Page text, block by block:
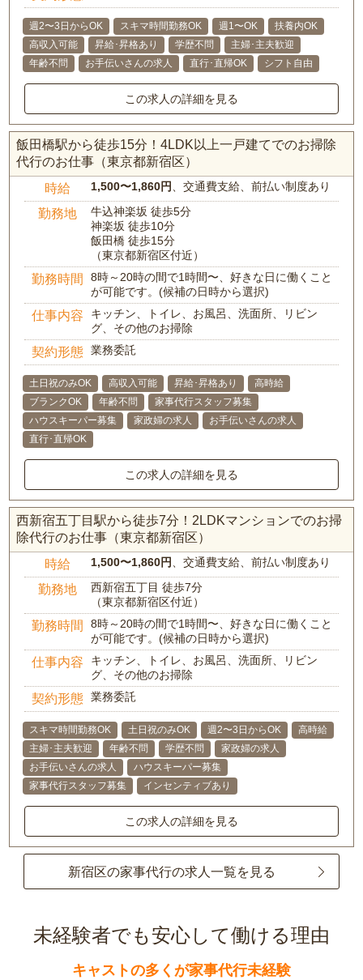
週2〜3日からOK スキマ時間勤務OK 週1〜OK
扶養内OK
高収入可能
昇給･昇格あり 学歴不問
主婦･主夫歓迎
年齢不問
お手伝いさんの求人 直行･直帰OK シフト自由
この求人の詳細を見る
飯田橋駅から徒歩15分！4LDK以上一戸建てでのお掃除
代行のお仕事（東京都新宿区）
時給 1,500〜1,860円 、交通費支給、前払い制度あり
勤務地
牛込神楽坂 徒歩5分
神楽坂 徒歩10分
飯田橋 徒歩15分
（東京都新宿区付近）
勤務時間
8時～20時の間で1時間〜、好きな日に働くこと
が可能です。(候補の日時から選択)
仕事内容
キッチン、トイレ、お風呂、洗面所、リビン
グ、その他のお掃除
契約形態 業務委託
土日祝のみOK 高収入可能 昇給･昇格あり
高時給
ブランクOK
年齢不問
家事代行スタッフ募集
ハウスキーパー募集
家政婦の求人
お手伝いさんの求人
直行･直帰OK
この求人の詳細を見る
西新宿五丁目駅から徒歩7分！2LDKマンションでのお掃
除代行のお仕事（東京都新宿区）
時給 1,500〜1,860円 、交通費支給、前払い制度あり
勤務地
西新宿五丁目 徒歩7分
（東京都新宿区付近）
勤務時間
8時～20時の間で1時間〜、好きな日に働くこと
が可能です。(候補の日時から選択)
仕事内容
キッチン、トイレ、お風呂、洗面所、リビン
グ、その他のお掃除
契約形態 業務委託
スキマ時間勤務OK 土日祝のみOK 週2〜3日からOK
高時給
主婦･主夫歓迎
年齢不問 学歴不問
家政婦の求人
お手伝いさんの求人
ハウスキーパー募集
家事代行スタッフ募集
インセンティブあり
この求人の詳細を見る
新宿区の家事代行の求人一覧を見る
未経験者でも安心して働ける理由
キャストの多くが家事代行未経験